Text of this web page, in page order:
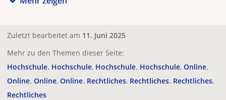
Zuletzt bearbeitet am 11. Juni 2025
Mehr zu den Themen dieser Seite:
Hochschule Hochschule Hochschule Hochschule Online
Online Online Online Rechtliches Rechtliches Rechtliches
Rechtliches